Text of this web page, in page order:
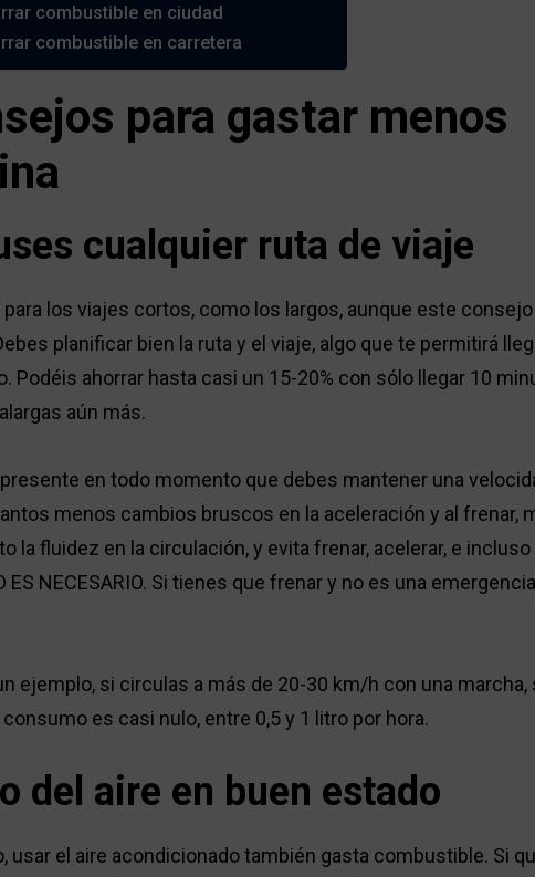
combustible en ciudad
combustible en carretera
para gastar menos
cualquier ruta de viaje
para los viajes cortos, como los largos, aunque este
planificar bien la ruta y el viaje, algo que te permitirá
Podéis ahorrar hasta casi un 15-20% con sólo llegar 10
aún más.
en todo momento que debes mantener una
menos cambios bruscos en la aceleración y al frenar,
la fluidez en la circulación, y evita frenar, acelerar, e
ES NECESARIO. Si tienes que frenar y no es una
ejemplo, si circulas a más de 20-30 km/h con una marcha,
es casi nulo, entre 0,5 y 1 litro por hora.
del aire en buen estado
usar el aire acondicionado también gasta combustible. Si